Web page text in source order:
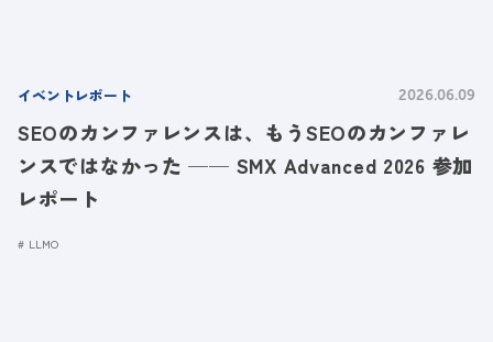
イベントレポート 2026.06.09
SEOのカンファレンスは、もうSEOのカンファレ
ンスではなかった ── SMX Advanced 2026 参加
レポート
LLMO